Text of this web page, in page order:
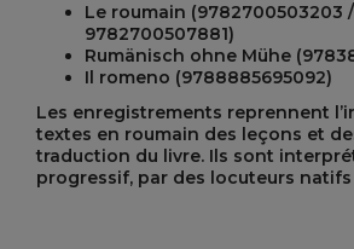
Le roumain (9782700503203 /
9782700507881)
Rumänisch ohne Mühe
Il romeno (9788885695092)
Les enregistrements reprennent
textes en roumain des leçons et
traduction du livre. Ils sont
progressif, par des locuteurs